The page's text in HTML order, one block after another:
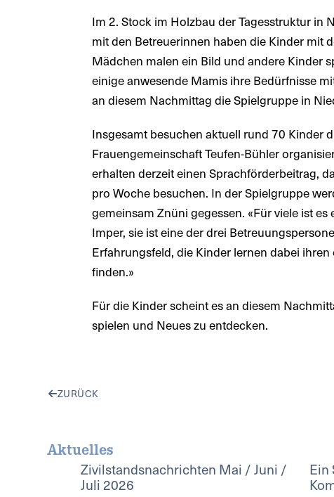
Im 2. Stock im Holzbau der Tagesstruktur in
mit den Betreuerinnen haben die Kinder mit
Mädchen malen ein Bild und andere Kinder
einige anwesende Mamis ihre Bedürfnisse
an diesem Nachmittag die Spielgruppe in
Insgesamt besuchen aktuell rund 70 Kinder
Frauengemeinschaft Teufen-Bühler
erhalten derzeit einen Sprachförderbeitrag,
pro Woche besuchen. In der Spielgruppe
gemeinsam Znüni gegessen. «Für viele ist
Imper, sie ist eine der drei
Erfahrungsfeld, die Kinder lernen dabei
finden.»
Für die Kinder scheint es an diesem
spielen und Neues zu entdecken.
ZURÜCK
Aktuelles
Zivilstandsnachrichten Mai / Juni /
Juli 2026
Ein